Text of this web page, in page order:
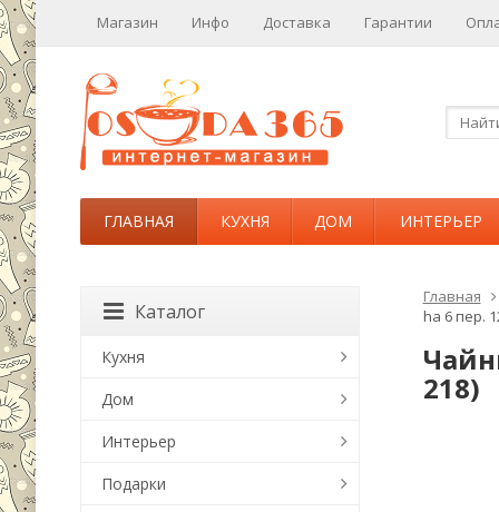
Магазин Инфо Доставка Гарантии
ГЛАВНАЯ КУХНЯ ДОМ ИНТЕРЬЕР
Главная
hа 6 пер.
218)
Каталог
Кухня
Дом
Интерьер
Подарки